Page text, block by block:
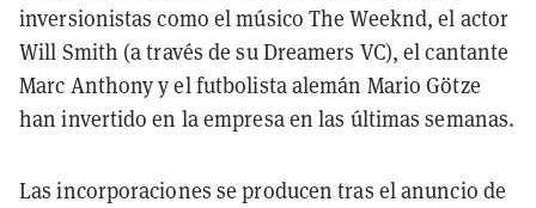
inversionistas como el músico The Weeknd, el actor
Will Smith (a través de su Dreamers VC), el cantante
Marc Anthony y el futbolista alemán Mario Götze
han invertido en la empresa en las últimas semanas.
Las incorporaciones se producen tras el anuncio de